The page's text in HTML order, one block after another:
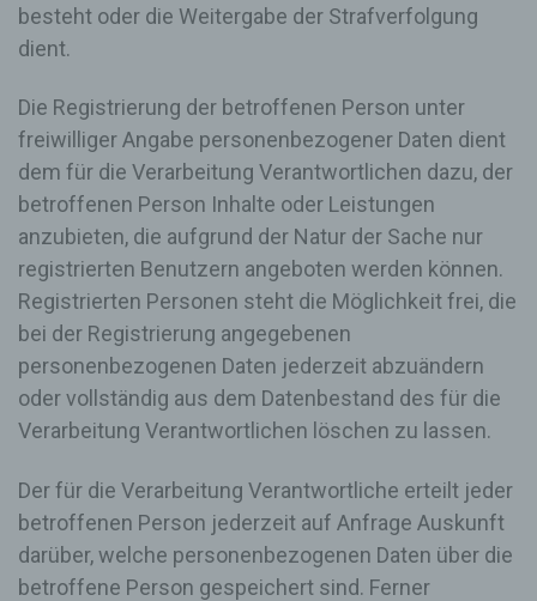
besteht oder die Weitergabe der Strafverfolgung
dient.
Die Registrierung der betroffenen Person unter
freiwilliger Angabe personenbezogener Daten dient
dem für die Verarbeitung Verantwortlichen dazu, der
betroffenen Person Inhalte oder Leistungen
anzubieten, die aufgrund der Natur der Sache nur
registrierten Benutzern angeboten werden können.
Registrierten Personen steht die Möglichkeit frei, die
bei der Registrierung angegebenen
personenbezogenen Daten jederzeit abzuändern
oder vollständig aus dem Datenbestand des für die
Verarbeitung Verantwortlichen löschen zu lassen.
Der für die Verarbeitung Verantwortliche erteilt jeder
betroffenen Person jederzeit auf Anfrage Auskunft
darüber, welche personenbezogenen Daten über die
betroffene Person gespeichert sind. Ferner
System auf unserer Internetseite angesteuert
werden, (5) das Datum und die Uhrzeit eines
Zugriffs auf die Internetseite, (6) eine Internet-
Service-Provider des zugreifenden Systems und
(8) sonstige ähnliche Daten und Informationen, die
der Gefahrenabwehr im Falle von Angriffen auf
unsere informationstechnologischen Systeme
dienen.
Bei der Nutzung dieser allgemeinen Daten und
Informationen ziehen wird keine Rückschlüsse auf
die betroffene Person. Diese Informationen werden
vielmehr benötigt, um (1) die Inhalte unserer
Internetseite korrekt auszuliefern, (2) die Inhalte
unserer Internetseite sowie die Werbung für diese
zu optimieren, (3) die dauerhafte
Funktionsfähigkeit unserer
informationstechnologischen Systeme und der
sowie (4) um Strafverfolgungsbehörden im Falle
eines Cyberangriffes die zur Strafverfolgung
notwendigen Informationen bereitzustellen. Diese
anonym erhobenen Daten und Informationen
werden durch uns daher einerseits statistisch und